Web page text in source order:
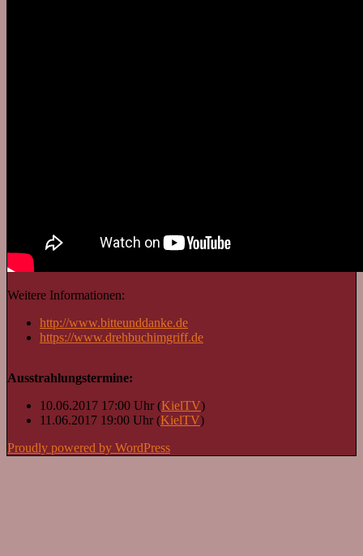
Weitere Informationen:
http://www.bitteunddanke.de
https://www.drehbuchimgriff.de
Ausstrahlungstermine:
10.06.2017 17:00 Uhr (KielTV)
11.06.2017 19:00 Uhr (KielTV)
Proudly powered by WordPress